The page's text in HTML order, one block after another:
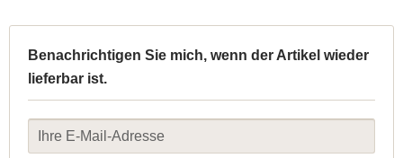
Benachrichtigen Sie mich, wenn der Artikel wieder
lieferbar ist.